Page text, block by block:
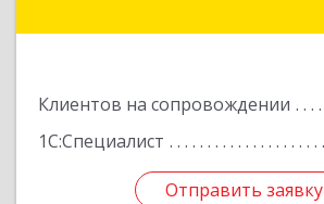
Клиентов на сопровождении
1С:Специалист
Отправить заявку
Отправить заявку